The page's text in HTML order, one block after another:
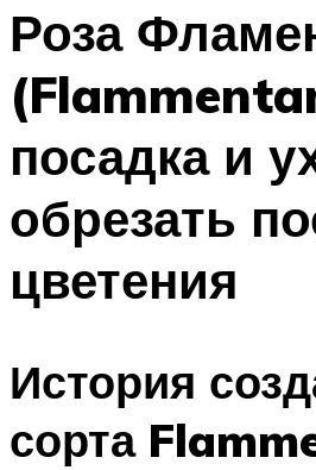
Роза
посадка и
обрезать
цветения
История
сорта